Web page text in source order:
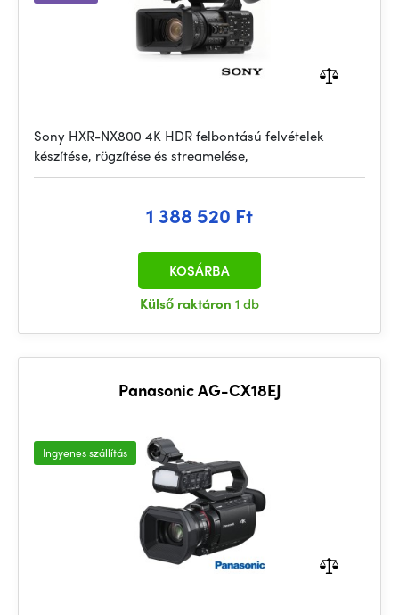
Sony HXR-NX800 4K HDR felbontású felvételek
készítése, rögzítése és streamelése,
1 388 520 Ft
Külső raktáron 1 db
KOSÁRBA
Panasonic AG-CX18EJ
Ingyenes szállítás